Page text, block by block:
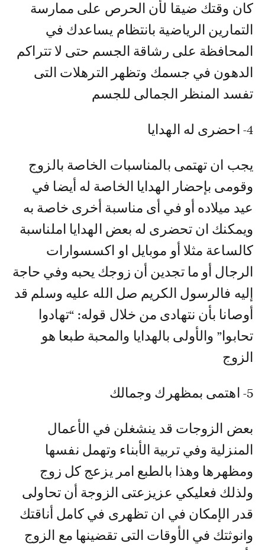
كان وقتك ضيقا لأن الحرص على ممارسة
التمارين الرياضية بانتظام يساعدك في
المحافظة على رشاقة الجسم حتى لا تتراكم
الدهون في جسمك وتظهر الترهلات التى
تفسد المنظر الجمالى للجسم
4- احضرى له الهدايا
يجب ان تهتمى بالمناسبات الخاصة بالزوج
وقومى بإحضار الهدايا الخاصة له أيضا في
عيد ميلاده أو في أى مناسبة أخرى خاصة به
ويمكنك ان تحضرى له بعض الهدايا املناسبة
كالساعة مثلا أو موبايل او اكسسوارات
الرجال أو ما تجدين أن زوجك يحبه وفي حاجة
إليه فالرسول الكريم صل الله عليه وسلم قد
أوصانا بأن نتهادى من خلال قوله: “تهادوا
تحابوا” والأولى بالهدايا والمحبة طبعا هو
الزوج
5- اهتمى بمظهرك وجمالك
بعض الزوجات قد ينشغلن في الأعمال
المنزلية وفي تربية الأبناء وتهمل نفسها
ومظهرها وهذا بالطبع امر يزعج كل زوج
ولذلك فعليكي عزيزعتى الزوجة أن تحاولى
قدر الإمكان في ان تظهرى في كامل أناقتك
وانوثتك في الأوقات التى تقضينها مع الزوج